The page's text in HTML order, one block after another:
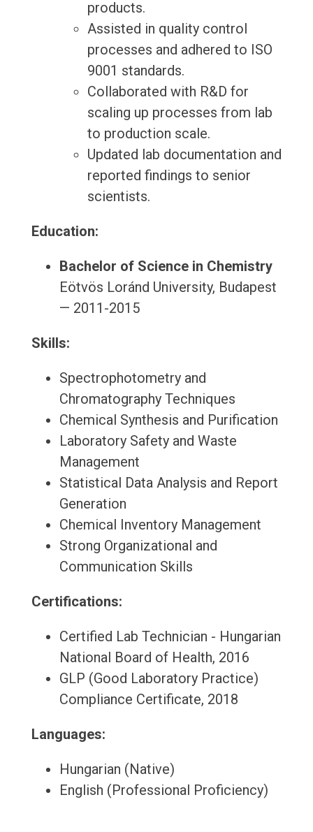
products.
Assisted in quality control
processes and adhered to ISO
9001 standards.
Collaborated with R&D for
scaling up processes from lab
to production scale.
Updated lab documentation and
reported findings to senior
scientists.
Education:
Bachelor of Science in Chemistry
Eötvös Loránd University, Budapest
— 2011-2015
Skills:
Spectrophotometry and
Chromatography Techniques
Chemical Synthesis and Purification
Laboratory Safety and Waste
Management
Statistical Data Analysis and Report
Generation
Chemical Inventory Management
Strong Organizational and
Communication Skills
Certifications:
Certified Lab Technician - Hungarian
National Board of Health, 2016
GLP (Good Laboratory Practice)
Compliance Certificate, 2018
Languages:
Hungarian (Native)
English (Professional Proficiency)